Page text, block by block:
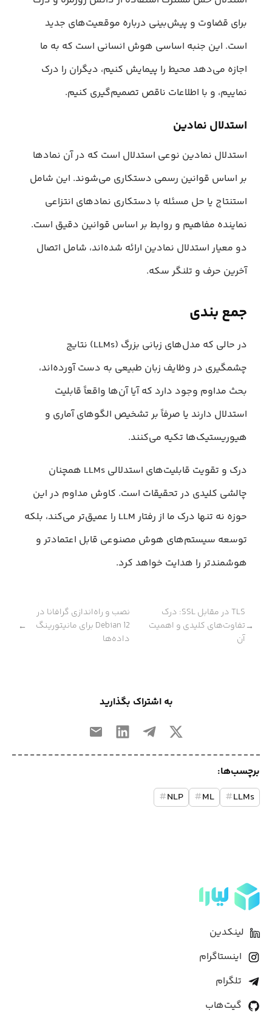
برای قضاوت و پیش‌بینی درباره موقعیت‌های جدید
است. این جنبه اساسی هوش انسانی است که به ما
اجازه می‌دهد محیط را پیمایش کنیم، دیگران را درک
نماییم، و با اطلاعات ناقص تصمیم‌گیری کنیم.
استدلال نمادین
استدلال نمادین نوعی استدلال است که در آن نمادها
بر اساس قوانین رسمی دستکاری می‌شوند. این شامل
استنتاج یا حل مسئله با دستکاری نمادهای انتزاعی
نماینده مفاهیم و روابط بر اساس قوانین دقیق است.
دو معیار استدلال نمادین ارائه شده‌اند، شامل اتصال
آخرین حرف و تلنگر سکه.
جمع بندی
در حالی که مدل‌های زبانی بزرگ (LLMs) نتایج
چشمگیری در وظایف زبان طبیعی به دست آورده‌اند،
بحث مداوم وجود دارد که آیا آن‌ها واقعاً قابلیت
استدلال دارند یا صرفاً بر تشخیص الگوهای آماری و
هیوریستیک‌ها تکیه می‌کنند.
درک و تقویت قابلیت‌های استدلالی LLMs همچنان
چالشی کلیدی در تحقیقات است. کاوش مداوم در این
حوزه نه تنها درک ما از رفتار LLM را عمیق‌تر می‌کند، بلکه
توسعه سیستم‌های هوش مصنوعی قابل اعتمادتر و
هوشمندتر را هدایت خواهد کرد.
→
TLS در مقابل SSL: درک
تفاوت‌های کلیدی و اهمیت
آن
نصب و راه‌اندازی گرافانا در
Debian 12 برای مانیتورینگ
داده‌ها
←
به اشتراک بگذارید
برچسب‌ها:
LLMs
#
ML
#
NLP
#
لینکدین
اینستاگرام
تلگرام
گیت‌هاب